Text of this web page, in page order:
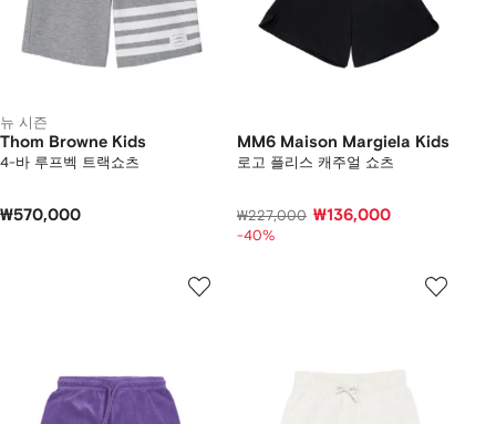
뉴 시즌
Thom Browne Kids
4-바 루프벡 트랙쇼츠
₩570,000
MM6 Maison Margiela Kids
로고 플리스 캐주얼 쇼츠
₩227,000 ₩136,000
-40%